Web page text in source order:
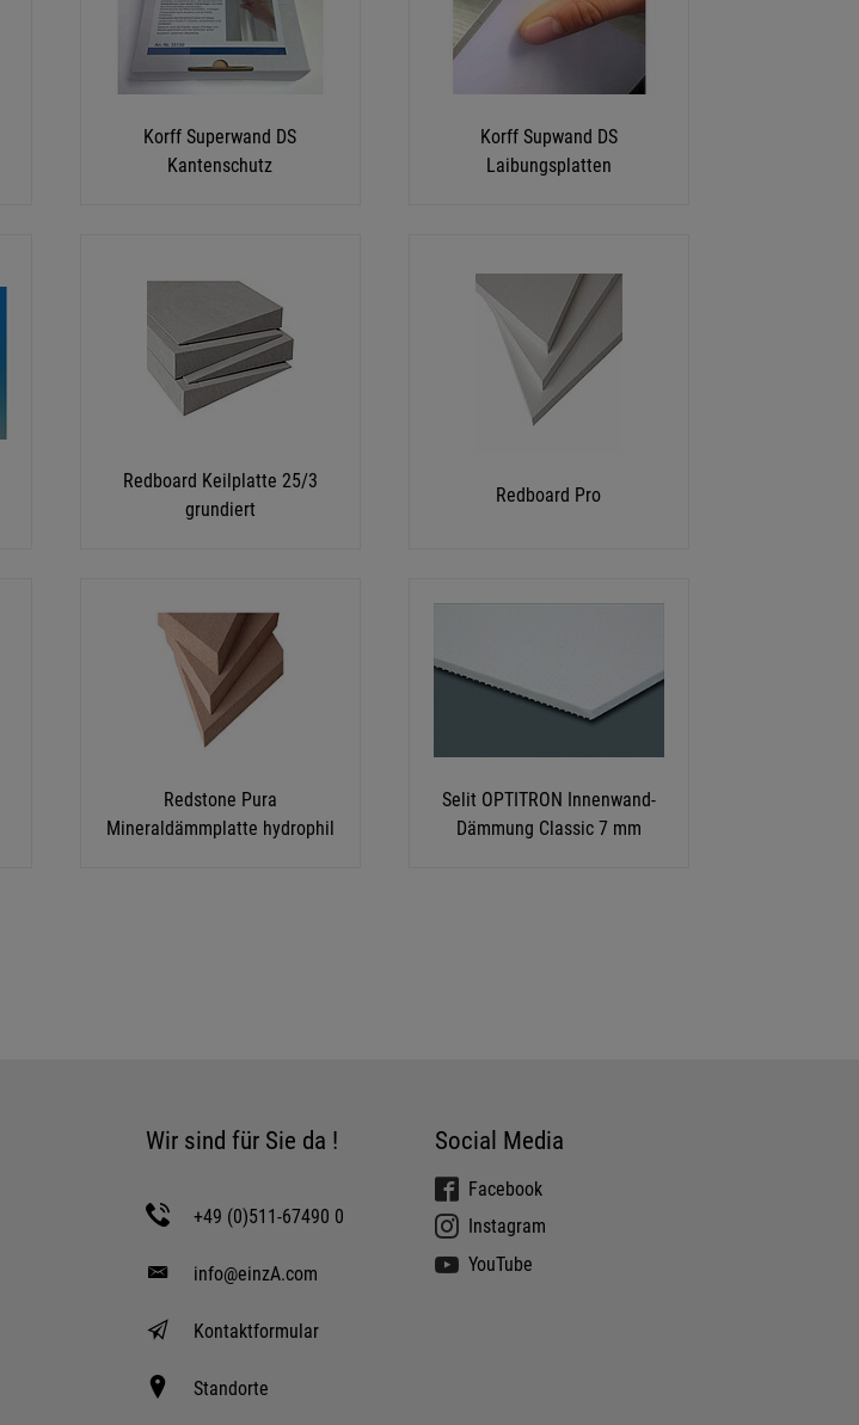
Korff Superwand DS
Kantenschutz
Korff Supwand DS
Laibungsplatten
Redboard Keilplatte 25/3
grundiert
Redboard Pro
Redstone Pura
Mineraldämmplatte hydrophil
Selit OPTITRON Innenwand-
Dämmung Classic 7 mm
Wir sind für Sie da !
+49 (0)511-67490 0
info@einzA.com
Kontaktformular
Standorte
Social Media
Facebook
Instagram
YouTube